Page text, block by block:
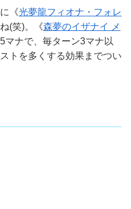
《光夢龍フィオナ・フォレ
(笑)。《森夢のイザナイ メ
マナで、毎ターン3マナ以
トを多くする効果までつい